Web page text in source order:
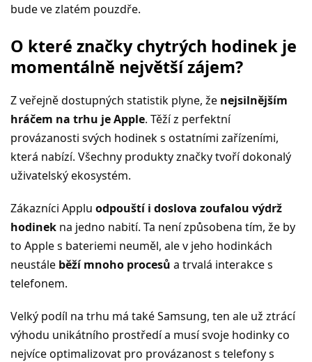
bude ve zlatém pouzdře.
O které značky chytrých hodinek je
momentálně největší zájem?
Z veřejně dostupných statistik plyne, že nejsilnějším
hráčem na trhu je Apple. Těží z perfektní
provázanosti svých hodinek s ostatními zařízeními,
která nabízí. Všechny produkty značky tvoří dokonalý
uživatelský ekosystém.
Zákazníci Applu odpouští i doslova zoufalou výdrž
hodinek na jedno nabití. Ta není způsobena tím, že by
to Apple s bateriemi neuměl, ale v jeho hodinkách
neustále běží mnoho procesů a trvalá interakce s
telefonem.
Velký podíl na trhu má také Samsung, ten ale už ztrácí
výhodu unikátního prostředí a musí svoje hodinky co
nejvíce optimalizovat pro provázanost s telefony s